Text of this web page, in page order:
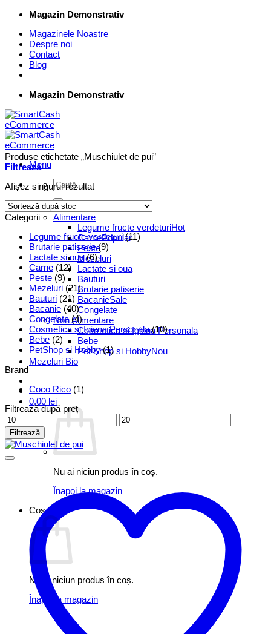
Skip
content
Magazin Demonstrativ
Magazinele Noastre
Despre noi
Contact
Blog
Magazin Demonstrativ
Menu
Caută
după:
Supermarket Online
Alimentare
Legume fructe verdeturi
Carne
Peste
Mezeluri
Lactate si oua
Bauturi
Brutarie patiserie
Bacanie
Congelate
Non Alimentare
Cosmetica si Igiena Personala
Bebe
Pet Shop si Hobby
Mezeluri Bio
0,00 lei
Nu ai niciun produs în coș.
Înapoi la magazin
Coș
Nu ai niciun produs în coș.
Înapoi la magazin
Produse etichetate „Muschiulet de pui”
Filtrează
Afișez singurul rezultat
Categorii
Legume fructe verdeturi (11)
Brutarie patiserie (9)
Lactate si oua (6)
Carne (12)
Peste (9)
Mezeluri (21)
Bauturi (21)
Bacanie (40)
Congelate (4)
Cosmetica si Igiena Personala (10)
Bebe (2)
PetShop si Hobby (1)
Brand
Coco Rico (1)
Filtrează după preț
Preț
minim
Preț
maxim
Filtrează